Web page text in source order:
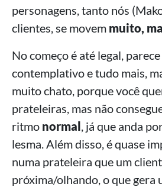
personagens, tanto nós
clientes, se movem muito,
No começo é até legal,
contemplativo e tudo mais,
muito chato, porque você
prateleiras, mas não
ritmo normal, já que anda
lesma. Além disso, é quase
numa prateleira que um
próxima/olhando, o que gera